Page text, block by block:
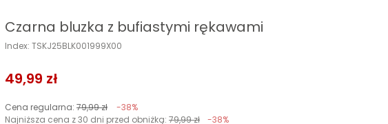
Czarna bluzka z bufiastymi rękawami
Index: TSKJ25BLK001999X00
49,99 zł
Cena regularna: 79,99 zł
-38%
Najniższa cena z 30 dni przed obniżką: 79,99 zł -38%